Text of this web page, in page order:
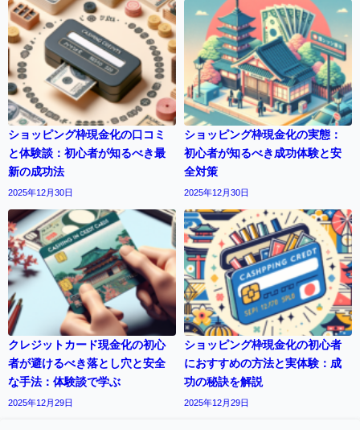
ショッピング枠現金化の口コミ
と体験談：初心者が知るべき最
新の成功法
2025年12月30日
ショッピング枠現金化の実態：
初心者が知るべき成功体験と安
全対策
2025年12月30日
クレジットカード現金化の初心
者が避けるべき落とし穴と安全
な手法：体験談で学ぶ
2025年12月29日
ショッピング枠現金化の初心者
におすすめの方法と実体験：成
功の秘訣を解説
2025年12月29日